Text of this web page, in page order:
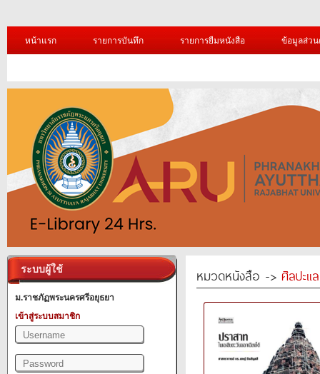
หน้าแรก รายการบันทึก รายการยืมหนังสือ ข้อมูลส่ว
ระบบผู้ใช้
ม.ราชภัฏพระนครศรีอยุธยา
เข้าสู่ระบบสมาชิก
หมวดหนังสือ -> ศิลปะแ